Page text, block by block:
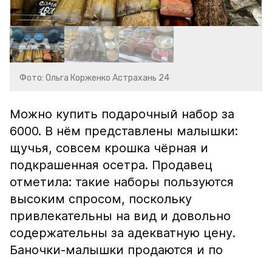
Фото: Ольга Корженко Астрахань 24
Можно купить подарочный набор за
6000. В нём представлены малышки:
щучья, совсем крошка чёрная и
подкрашенная осетра. Продавец
отметила: такие наборы пользуются
высоким спросом, поскольку
привлекательны на вид и довольно
содержательны за адекватную цену.
Баночки-малышки продаются и по